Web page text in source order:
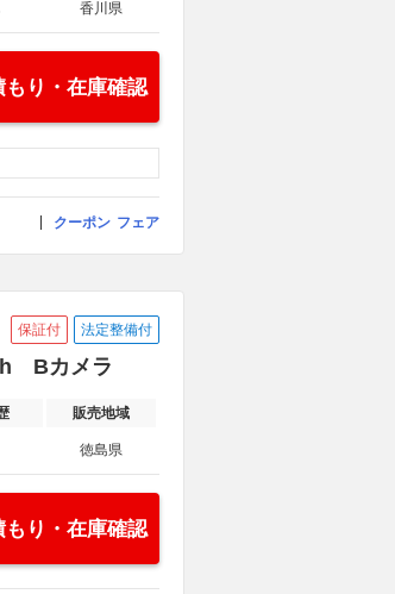
香川県
もり・在庫確認
クーポン フェア
保証付 法定整備付
Bカメラ
販売地域
徳島県
もり・在庫確認